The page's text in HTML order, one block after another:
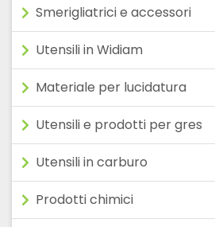
Smerigliatrici e accessori
Utensili in Widiam
Materiale per lucidatura
Utensili e prodotti per gres
Utensili in carburo
Prodotti chimici